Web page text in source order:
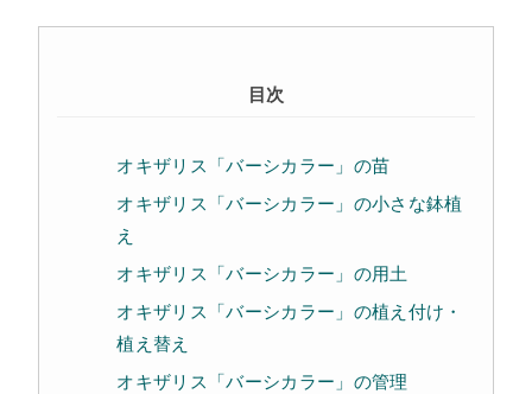
目次
オキザリス「バーシカラー」の苗
オキザリス「バーシカラー」の小さな鉢植
え
オキザリス「バーシカラー」の用土
オキザリス「バーシカラー」の植え付け・
植え替え
オキザリス「バーシカラー」の管理